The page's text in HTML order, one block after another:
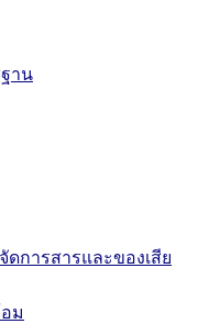
าน
การสารและของเสีย
ม